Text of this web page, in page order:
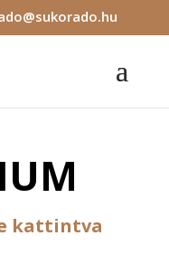
kattintva